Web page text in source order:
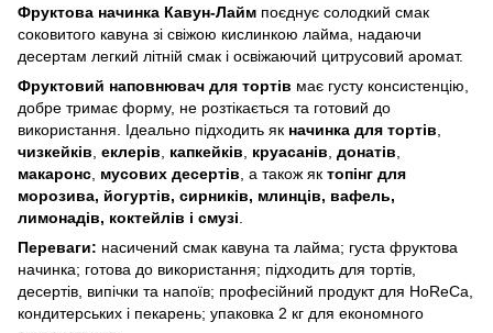
Фруктова начинка Кавун-Лайм поєднує солодкий смак
соковитого кавуна зі свіжою кислинкою лайма, надаючи
десертам легкий літній смак і освіжаючий цитрусовий аромат.
Фруктовий наповнювач для тортів має густу консистенцію,
добре тримає форму, не розтікається та готовий до
використання. Ідеально підходить як начинка для тортів
чизкейків еклерів капкейків круасанів донатів
макаронс мусових десертів , а також як топінг для
морозива, йогуртів, сирників, млинців, вафель,
лимонадів, коктейлів і смузі
Переваги: насичений смак кавуна та лайма; густа фруктова
начинка; готова до використання; підходить для тортів,
десертів, випічки та напоїв; професійний продукт для HoReCa,
кондитерських і пекарень; упаковка 2 кг для економного